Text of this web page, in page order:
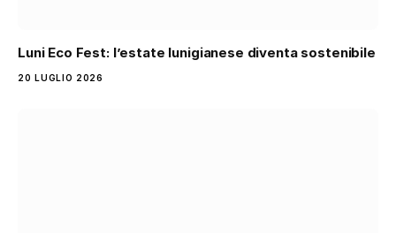
Luni Eco Fest: l’estate lunigianese diventa sostenibile
20 LUGLIO 2026